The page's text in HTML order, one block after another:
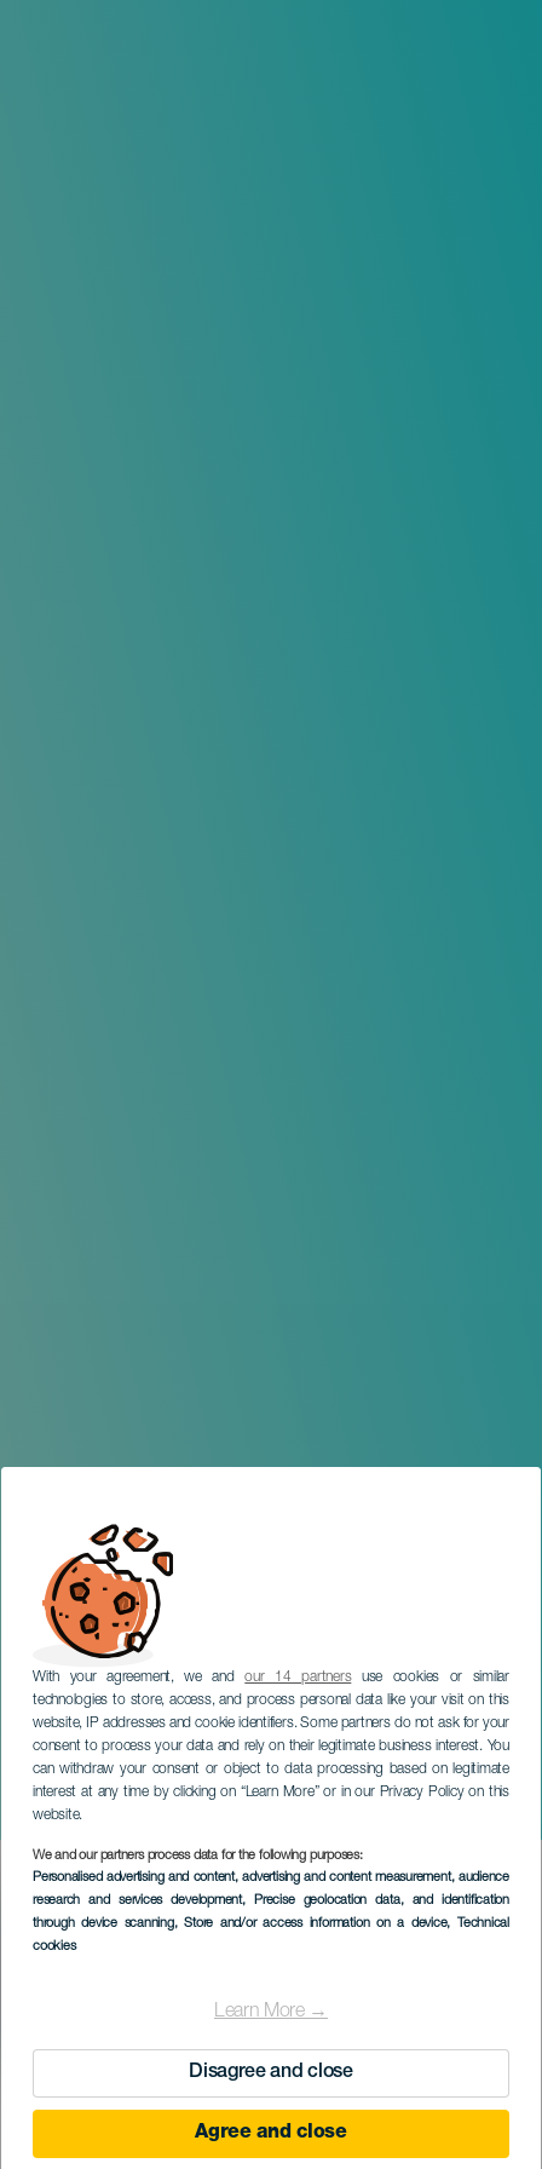
With your agreement, we andour 14 partnersuse cookies or similar
technologies to store, access, and process personal data like your visit on this
website, IP addresses and cookie identifiers. Some partners do not ask for your
consent to process your data and rely on their legitimate business interest. You
can withdraw your consent or object to data processing based on legitimate
interest at any time by clicking on “Learn More” or in our Privacy Policy on this
website.
We and our partners process data for the following purposes:
Personalised advertising and content, advertising and content measurement, audience
research and services development, Precise geolocation data, and identification
through device scanning, Store and/or access information on a device, Technical
cookies
Learn More →
Disagree and close
Agree and close
Marzagán védnöki ünnepei
GRAN CANARIA
Imagen
Listado